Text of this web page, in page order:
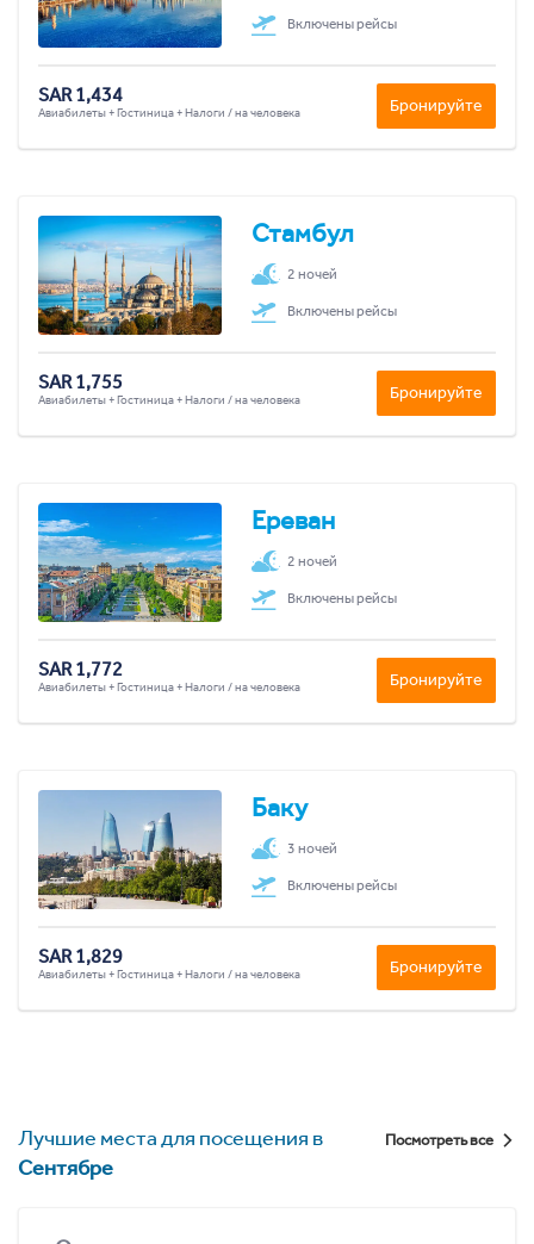
Включены рейсы
SAR 1,434
Авиабилеты + Гостиница + Налоги / на человека Бронируйте
Стамбул
2 ночей
Включены рейсы
SAR 1,755
Авиабилеты + Гостиница + Налоги / на человека Бронируйте
Ереван
2 ночей
Включены рейсы
SAR 1,772
Авиабилеты + Гостиница + Налоги / на человека Бронируйте
Баку
3 ночей
Включены рейсы
SAR 1,829
Авиабилеты + Гостиница + Налоги / на человека Бронируйте
Лучшие места для посещения в
Сентябре
Посмотреть все